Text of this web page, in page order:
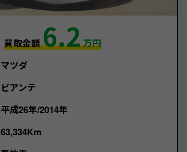
買取金額6.2万円
マツダ
ビアンテ
平成26年/2014年
63,334Km